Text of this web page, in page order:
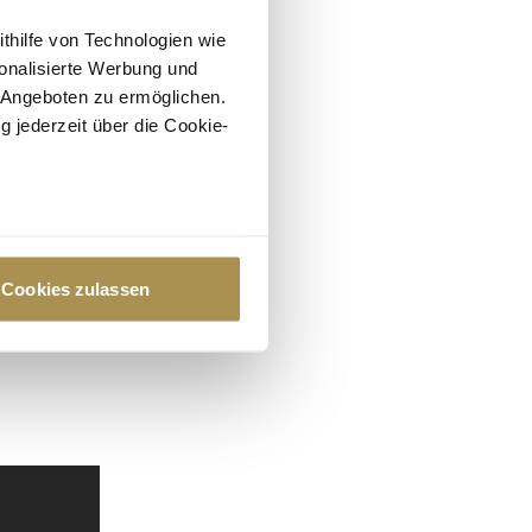
von Technologien wie
Werbung und
zu ermöglichen.
jederzeit über die Cookie-
Präferenzen im
Cookies zulassen